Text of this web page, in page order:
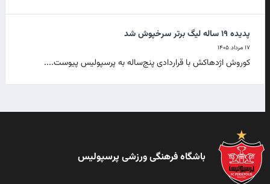
پدیده ۱۹ ساله لیگ برتر سرخپوش شد
۱۷ مرداد ۱۴۰۵
کوروش اژدهاکش با قراردادی پنج‌ساله به پرسپولیس پیوست....
باشگاه فرهنگی ورزشی پرسپولیس